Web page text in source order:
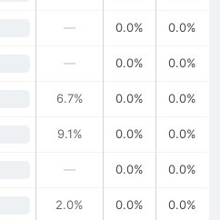
— 0.0% 0.0%
— 0.0% 0.0%
6.7% 0.0% 0.0%
9.1% 0.0% 0.0%
— 0.0% 0.0%
2.0% 0.0% 0.0%